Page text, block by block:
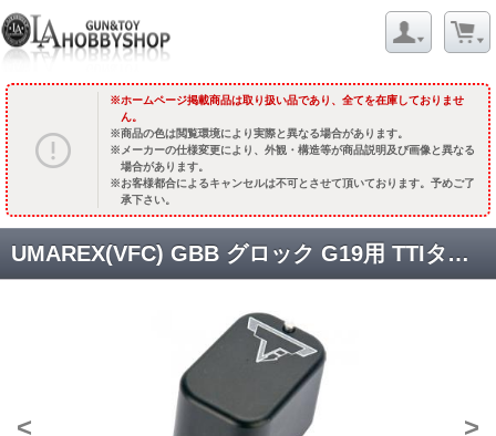
ホームページ掲載商品は取り扱い品であり、全てを在庫しておりませ
ん。
商品の色は閲覧環境により実際と異なる場合があります。
メーカーの仕様変更により、外観・構造等が商品説明及び画像と異なる
場合があります。
お客様都合によるキャンセルは不可とさせて頂いております。予めご了
承下さい。
UMAREX(VFC) GBB グロック G19用 TTIタイプマガジンバンパー【ロング】/ブラック [BM-BASE-G19U-BK] [取寄]
< >